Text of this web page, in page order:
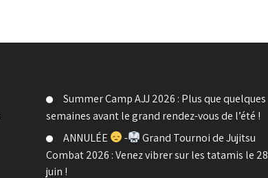
Summer Camp AJJ 2026 : Plus que quelques
semaines avant le grand rendez-vous de l’été !
ANNULÉE
-
Grand Tournoi de Jujitsu
Combat 2026 : Venez vibrer sur les tatamis le 28
juin !